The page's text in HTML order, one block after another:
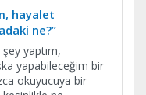
hayalet
ne?”
yaptım,
yapabileceğim bir
okuyucuya bir